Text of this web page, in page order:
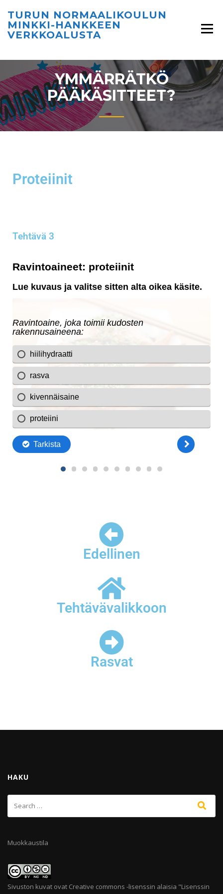
TURUN NORMAALIKOULUN
MINKKI-HANKKEEN
VERKKOALUSTA
YMMÄRRÄTKÖ
PÄÄKÄSITTEET?
Proteiinit
Tehtävä 3
Edellinen
Tehtävävalikkoon
Rasvat
HAKU
Muokkaustila
Sivuston kuvat ovat Creative commons -lisenssin alaisia "Lisenssin